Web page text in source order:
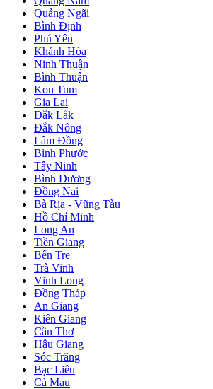
Quảng Ngãi
Bình Định
Phú Yên
Khánh Hòa
Ninh Thuận
Bình Thuận
Kon Tum
Gia Lai
Đắk Lắk
Đắk Nông
Lâm Đồng
Bình Phước
Tây Ninh
Bình Dương
Đồng Nai
Bà Rịa - Vũng Tàu
Hồ Chí Minh
Long An
Tiền Giang
Bến Tre
Trà Vinh
Vĩnh Long
Đồng Tháp
An Giang
Kiên Giang
Cần Thơ
Hậu Giang
Sóc Trăng
Bạc Liêu
Cà Mau